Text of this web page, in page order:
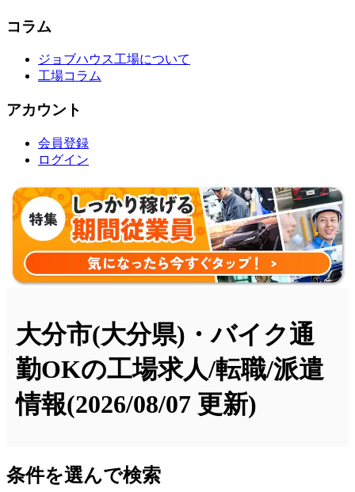
コラム
ジョブハウス工場について
工場コラム
アカウント
会員登録
ログイン
大分市(大分県)・バイク通
勤OKの工場求人/転職/派遣
情報(2026/08/07 更新)
条件を選んで検索